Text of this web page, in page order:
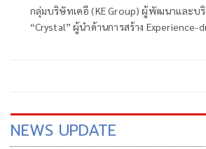
กลุ่มบริษัทเคอี (KE Group) ผู้พัฒนาและบ
“Crystal” ผู้นำด้านการสร้าง Experience-
ผู้คนที่หลงใหลในกีฬาเทนนิสและการใช้ชีวิต
NEWS UPDATE